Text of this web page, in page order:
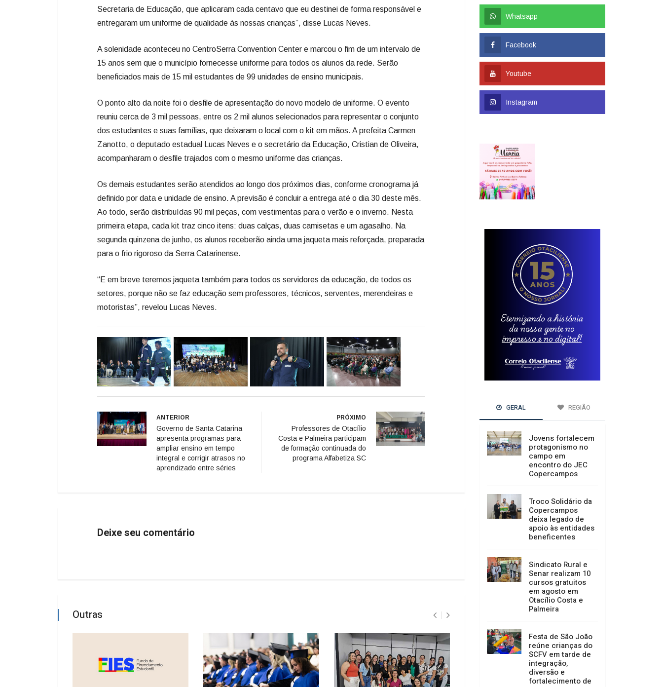
Secretaria de Educação, que aplicaram cada centavo que eu destinei de forma responsável e
entregaram um uniforme de qualidade às nossas crianças”, disse Lucas Neves.
A solenidade aconteceu no CentroSerra Convention Center e marcou o fim de um intervalo de
15 anos sem que o município fornecesse uniforme para todos os alunos da rede. Serão
beneficiados mais de 15 mil estudantes de 99 unidades de ensino municipais.
O ponto alto da noite foi o desfile de apresentação do novo modelo de uniforme. O evento
reuniu cerca de 3 mil pessoas, entre os 2 mil alunos selecionados para representar o conjunto
dos estudantes e suas famílias, que deixaram o local com o kit em mãos. A prefeita Carmen
Zanotto, o deputado estadual Lucas Neves e o secretário da Educação, Cristian de Oliveira,
acompanharam o desfile trajados com o mesmo uniforme das crianças.
Os demais estudantes serão atendidos ao longo dos próximos dias, conforme cronograma já
definido por data e unidade de ensino. A previsão é concluir a entrega até o dia 30 deste mês.
Ao todo, serão distribuídas 90 mil peças, com vestimentas para o verão e o inverno. Nesta
primeira etapa, cada kit traz cinco itens: duas calças, duas camisetas e um agasalho. Na
segunda quinzena de junho, os alunos receberão ainda uma jaqueta mais reforçada, preparada
para o frio rigoroso da Serra Catarinense.
“E em breve teremos jaqueta também para todos os servidores da educação, de todos os
setores, porque não se faz educação sem professores, técnicos, serventes, merendeiras e
motoristas”, revelou Lucas Neves.
ANTERIOR
Governo de Santa Catarina
apresenta programas para
ampliar ensino em tempo
integral e corrigir atrasos no
aprendizado entre séries
PRÓXIMO
Professores de Otacílio
Costa e Palmeira participam
de formação continuada do
programa Alfabetiza SC
Deixe seu comentário
Outras
Whatsapp
Facebook
Youtube
Instagram
GERAL REGIÃO
Jovens fortalecem
protagonismo no
campo em
encontro do JEC
Copercampos
Troco Solidário da
Copercampos
deixa legado de
apoio às entidades
beneficentes
Sindicato Rural e
Senar realizam 10
cursos gratuitos
em agosto em
Otacílio Costa e
Palmeira
Festa de São João
reúne crianças do
SCFV em tarde de
integração,
diversão e
fortalecimento de